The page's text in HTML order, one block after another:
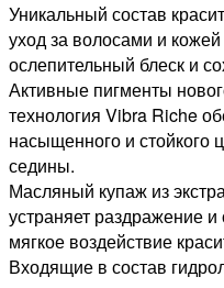
60мл
Уникальный состав
уход за волосами и
ослепительный блеск и
Активные пигменты
технология Vibra Riche
насыщенного и стойкого
седины.
Масляный купаж из
устраняет раздражение
мягкое воздействие
Входящие в состав